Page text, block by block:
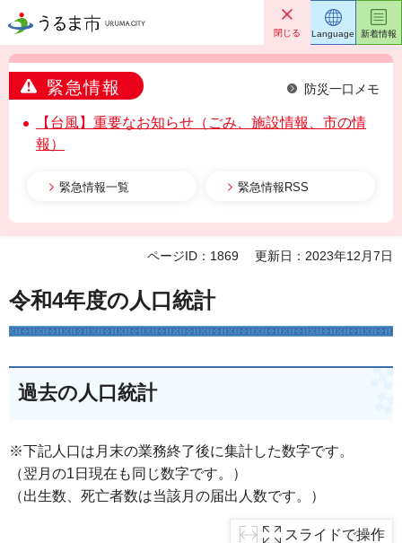
うるま市 閉じる
緊急情報 防災一口メモ
【台風】重要なお知らせ（ごみ、施設情報、市の情
報）
緊急情報一覧 緊急情報RSS
Language 新着情報
ページID：1869 更新日：2023年12月7日
令和4年度の人口統計
過去の人口統計
※下記人口は月末の業務終了後に集計した数字です。
（翌月の1日現在も同じ数字です。）
（出生数、死亡者数は当該月の届出人数です。）
スライドで操作